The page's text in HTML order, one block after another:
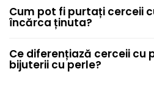
Cum pot fi purtați cerceii
încărca ținuta?
Ce diferențiază cerceii cu
bijuterii cu perle?